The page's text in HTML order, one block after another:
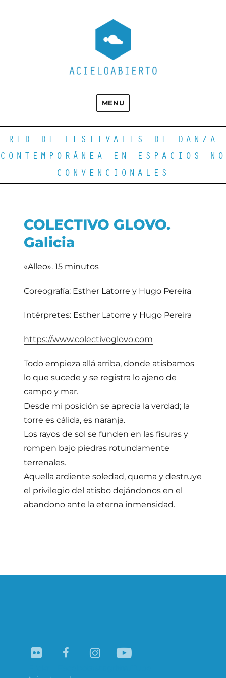
MENU
RED DE FESTIVALES DE DANZA
CONTEMPORÁNEA EN ESPACIOS NO
CONVENCIONALES
COLECTIVO GLOVO.
Galicia
«Alleo». 15 minutos
Coreografía: Esther Latorre y Hugo Pereira
Intérpretes: Esther Latorre y Hugo Pereira
https://www.colectivoglovo.com
Todo empieza allá arriba, donde atisbamos
lo que sucede y se registra lo ajeno de
campo y mar.
Desde mi posición se aprecia la verdad; la
torre es cálida, es naranja.
Los rayos de sol se funden en las fisuras y
rompen bajo piedras rotundamente
terrenales.
Aquella ardiente soledad, quema y destruye
el privilegio del atisbo dejándonos en el
abandono ante la eterna inmensidad.